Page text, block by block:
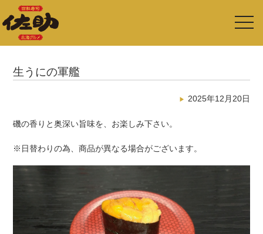
生うにの軍艦
2025年12月20日
磯の香りと奥深い旨味を、お楽しみ下さい。
※日替わりの為、商品が異なる場合がございます。